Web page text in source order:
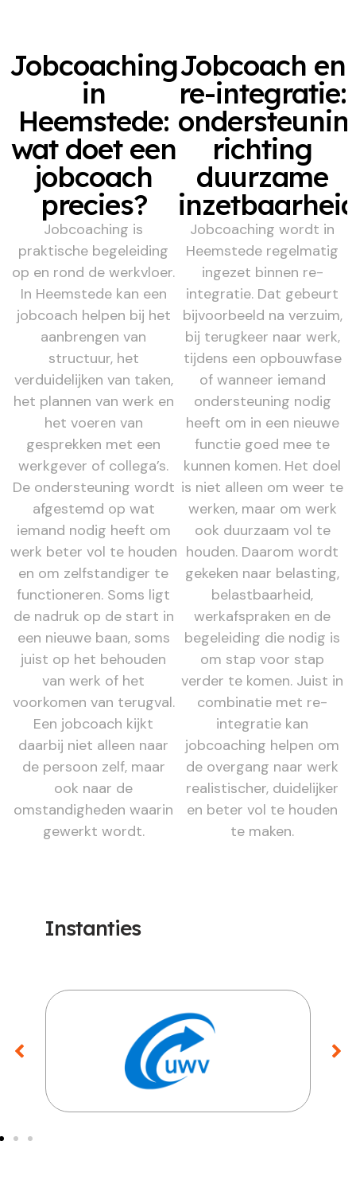
Jobcoaching
in
Heemstede:
wat doet een
jobcoach
precies?
Jobcoaching is
praktische begeleiding
op en rond de werkvloer.
In Heemstede kan een
jobcoach helpen bij het
aanbrengen van
structuur, het
verduidelijken van taken,
het plannen van werk en
het voeren van
gesprekken met een
werkgever of collega’s.
De ondersteuning wordt
afgestemd op wat
iemand nodig heeft om
werk beter vol te houden
en om zelfstandiger te
functioneren. Soms ligt
de nadruk op de start in
een nieuwe baan, soms
juist op het behouden
van werk of het
voorkomen van terugval.
Een jobcoach kijkt
daarbij niet alleen naar
de persoon zelf, maar
ook naar de
omstandigheden waarin
gewerkt wordt.
Jobcoach en
re-integratie:
richting
duurzame
Jobcoaching wordt in
Heemstede regelmatig
ingezet binnen re-
integratie. Dat gebeurt
bijvoorbeeld na verzuim,
bij terugkeer naar werk,
tijdens een opbouwfase
of wanneer iemand
ondersteuning nodig
heeft om in een nieuwe
functie goed mee te
kunnen komen. Het doel
is niet alleen om weer te
werken, maar om werk
ook duurzaam vol te
houden. Daarom wordt
gekeken naar belasting,
belastbaarheid,
werkafspraken en de
begeleiding die nodig is
om stap voor stap
verder te komen. Juist in
combinatie met re-
integratie kan
jobcoaching helpen om
de overgang naar werk
realistischer, duidelijker
en beter vol te houden
te maken.
Instanties